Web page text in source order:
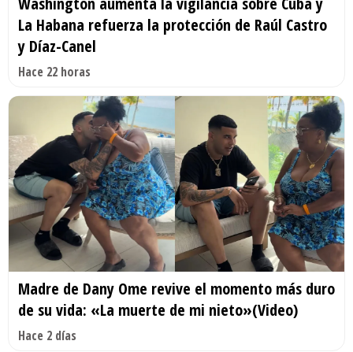
La Habana refuerza la protección de Raúl Castro
y Díaz-Canel
Hace 22 horas
Madre de Dany Ome revive el momento más duro
de su vida: «La muerte de mi nieto»(Video)
Hace 2 días